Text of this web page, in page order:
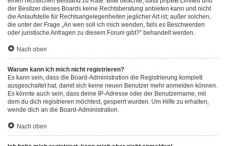
der Besitzer dieses Boards keine Rechtsberatung anbieten kann und nicht
die Anlaufstelle für Rechtsangelegenheiten jeglicher Art ist; außer solchen,
die unter der Frage „An wen soll ich mich wenden, falls es Beschwerden
oder juristische Anfragen zu diesem Forum gibt?“ behandelt werden.
Nach oben
Warum kann ich mich nicht registrieren?
Es kann sein, dass die Board-Administration die Registrierung komplett
ausgeschaltet hat, damit sich keine neuen Benutzer mehr anmelden können.
Es könnte auch sein, dass deine IP-Adresse oder der Benutzername, mit
dem du dich registrieren möchtest, gesperrt wurden. Um Hilfe zu erhalten,
wende dich an die Board-Administration.
Nach oben